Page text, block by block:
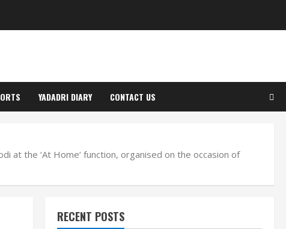
YADADRI DIARY CONTACT US
at the ‘At Home’ function, organised on the occasion of
RECENT POSTS